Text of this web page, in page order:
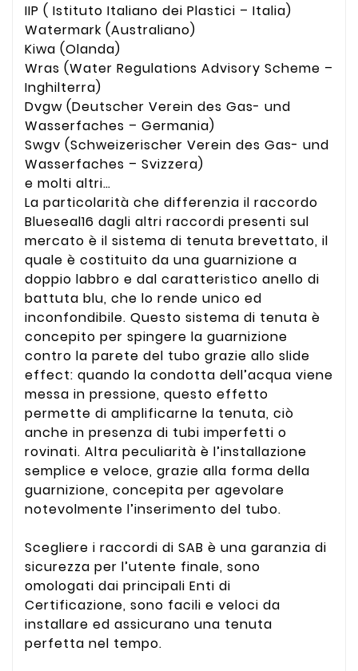
IIP ( Istituto Italiano dei Plastici – Italia)
Watermark (Australiano)
Kiwa (Olanda)
Wras (Water Regulations Advisory Scheme –
Inghilterra)
Dvgw (Deutscher Verein des Gas- und
Wasserfaches – Germania)
Swgv (Schweizerischer Verein des Gas- und
Wasserfaches – Svizzera)
e molti altri…
La particolarità che differenzia il raccordo
Blueseal16 dagli altri raccordi presenti sul
mercato è il sistema di tenuta brevettato, il
quale è costituito da una guarnizione a
doppio labbro e dal caratteristico anello di
battuta blu, che lo rende unico ed
inconfondibile. Questo sistema di tenuta è
concepito per spingere la guarnizione
contro la parete del tubo grazie allo slide
effect: quando la condotta dell’acqua viene
messa in pressione, questo effetto
permette di amplificarne la tenuta, ciò
anche in presenza di tubi imperfetti o
rovinati. Altra peculiarità è l’installazione
semplice e veloce, grazie alla forma della
guarnizione, concepita per agevolare
notevolmente l’inserimento del tubo.
Scegliere i raccordi di SAB è una garanzia di
sicurezza per l’utente finale, sono
omologati dai principali Enti di
Certificazione, sono facili e veloci da
installare ed assicurano una tenuta
perfetta nel tempo.